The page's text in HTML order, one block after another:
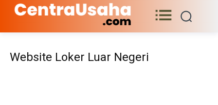
Website Loker Luar Negeri